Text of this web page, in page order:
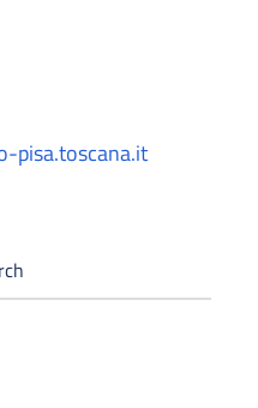
pisa.toscana.it